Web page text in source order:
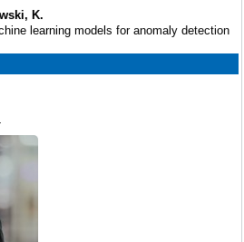
K.
learning models for anomaly detection